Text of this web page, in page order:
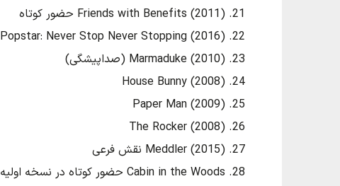
Friends with Benefits (2011) حضور کوتاه
Popstar: Never Stop Never Stopping (2016) نقش مهمان
Marmaduke (2010) (صداپیشگی)
House Bunny (2008)
Paper Man (2009)
The Rocker (2008)
Meddler (2015) نقش فرعی
Cabin in the Woods حضور کوتاه در نسخه اولیه